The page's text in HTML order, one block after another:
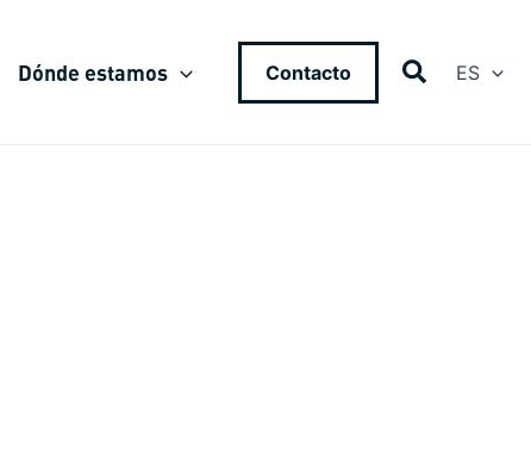
Dónde estamos Contacto ES